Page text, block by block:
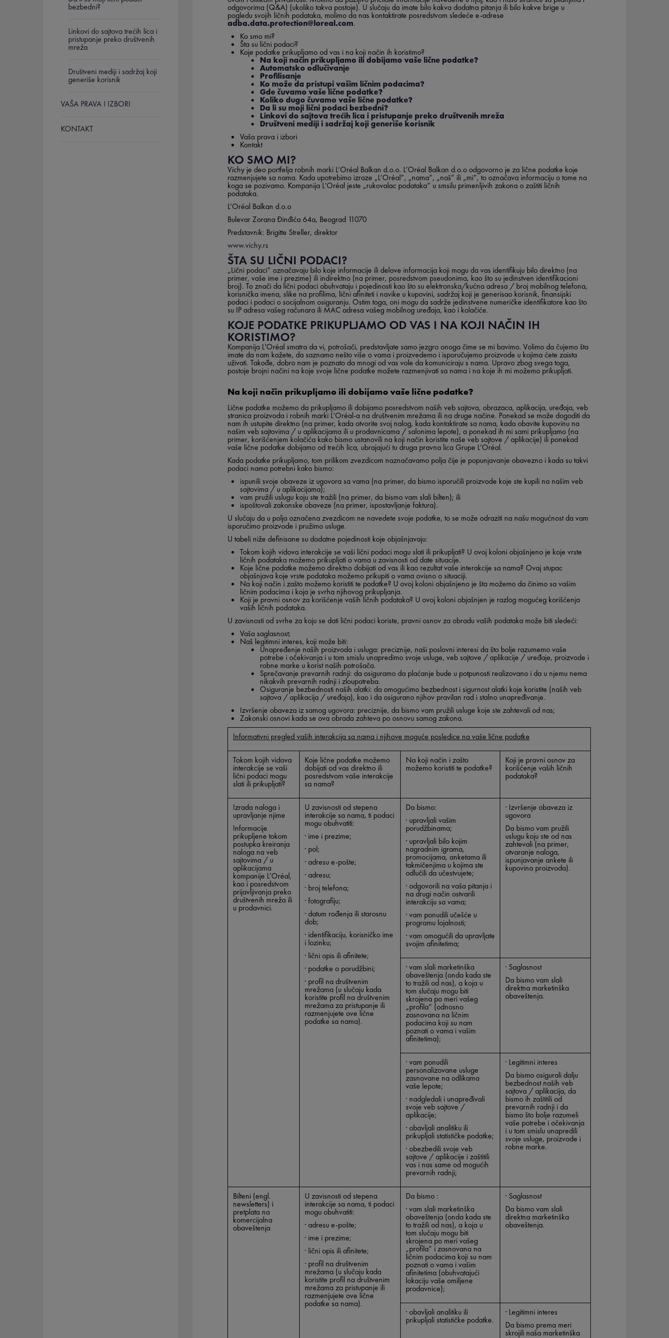
bezbedni?
Linkovi do sajtova trećih lica i
pristupanje preko društvenih
mreža
Društveni mediji i sadržaj koji
generiše korisnik
VAŠA PRAVA I IZBORI
KONTAKT
odgovorima (Q&A) (ukoliko takva postoje). U slučaju da imate bilo kakva dodatna pitanja ili bilo kakve brige u
pogledu svojih ličnih podataka, molimo da nas kontaktirate posredstvom sledeće e-adrese
adba.data.protection@loreal.com.
Ko smo mi?
Šta su lični podaci?
Koje podatke prikupljamo od vas i na koji način ih koristimo?
Na koji način prikupljamo ili dobijamo vaše lične podatke?
Automatsko odlučivanje
Profilisanje
Ko može da pristupi vašim ličnim podacima?
Gde čuvamo vaše lične podatke?
Koliko dugo čuvamo vaše lične podatke?
Da li su moji lični podaci bezbedni?
Linkovi do sajtova trećih lica i pristupanje preko društvenih mreža
Društveni mediji i sadržaj koji generiše korisnik
Vaša prava i izbori
Kontakt
KO SMO MI?
Vichy je deo portfelja robnih marki L’Oréal Balkan d.o.o. L’Oréal Balkan d.o.o odgovorno je za lične podatke koje
razmenjujete sa nama. Kada upotrebimo izraze „L’Oréal”, „nama”, „naš” ili „mi”, to označava informaciju o tome na
koga se pozivamo. KompanijaL’Oréal jeste „rukovalac podataka” u smsilu primenljivih zakona o zaštiti ličnih
podataka.
L’Oréal Balkan d.o.o
Bulevar Zorana Đinđića 64a, Beograd 11070
Predstavnik: Brigitte Streller, direktor
www.vichy.rs
ŠTA SU LIČNI PODACI?
„Lični podaci” označavaju bilo koje informacije ili delove informacija koji mogu da vas identifikuju bilo direktno (na
primer, vaše ime i prezime) ili indirektno (na primer, posredstvom pseudonima, kao što su jedinstven identifikacioni
broj). To znači da lični podaci obuhvataju i pojedinosti kao što su elektronska/kućna adresa / broj mobilnog telefona,
korisnička imena, slike na profilima, lični afiniteti i navike u kupovini, sadržaj koji je generisao korisnik, finansijski
podaci i podaci o socijalnom osiguranju. Ostim toga, oni mogu da sadrže jedinstvene numeričke identifikatore kao što
su IP adresa vašeg računara ili MAC adresa vašeg mobilnog uređaja, kao i kolačiće.
KOJE PODATKE PRIKUPLJAMO OD VAS I NA KOJI NAČIN IH
KORISTIMO?
Kompanija L'Oréal smatra da vi, potrošači, predstavljate samo jezgro onoga čime se mi bavimo. Volimo da čujemo šta
imate da nam kažete, da saznamo nešto više o vama i proizvedemo i isporučujemo proizvode u kojima ćete zaista
uživati. Takođe, dobro nam je poznato da mnogi od vas vole da komuniciraju s nama. Upravo zbog svega toga,
postoje brojni načini na koje svoje lične podatke možete razmenjivati sa nama i na koje ih mi možemo prikupljati.
Na koji način prikupljamo ili dobijamo vaše lične podatke?
Lične podatke možemo da prikupljamo ili dobijamo posredstvom naših veb sajtova, obrazaca, aplikacija, uređaja, veb
stranica proizvoda i robnih marki L’Oréal-a na društvenim mrežama ili na druge načine. Ponekad se može dogoditi da
nam ih ustupite direktno (na primer, kada otvorite svoj nalog, kada kontaktirate sa nama, kada obavite kupovinu na
našim veb sajtovima / u aplikacijama ili u prodavnicama / salonima lepote), a ponekad ih mi sami prikupljamo (na
primer, korišćenjem kolačića kako bismo ustanovili na koji način koristite naše veb sajtove / aplikacije) ili ponekad
vaše lične podatke dobijamo od trećih lica, ubrajajući tu druga pravna lica Grupe L’Oréal.
Kada podatke prikupljamo, tom prilikom zvezdicom naznačavamo polja čije je popunjavanje obavezno i kada su takvi
podaci nama potrebni kako bismo:
ispunili svoje obaveze iz ugovora sa vama (na primer, da bismo isporučili proizvode koje ste kupili na našim veb
sajtovima / u aplikacijama);
vam pružili uslugu koju ste tražili (na primer, da bismo vam slali bilten); ili
ispoštovali zakonske obaveze (na primer, ispostavljanje faktura).
U slučaju da u polja označena zvezdicom ne navedete svoje podatke, to se može odraziti na našu mogućnost da vam
isporučimo proizvode i pružimo usluge.
U tabeli niže definisane su dodatne pojedinosti koje objašnjavaju:
Tokom kojih vidova interakcije se vaši lični podaci mogu slati ili prikupljati? U ovoj koloni objašnjeno je koje vrste
ličnih podataka možemo prikupljati o vama u zavisnosti od date situacije.
Koje lične podatke možemo direktno dobijati od vas ili kao rezultat vaše interakcije sa nama? Ovaj stupac
objašnjava koje vrste podataka možemo prikupiti o vama ovisno o situaciji.
Na koji način i zašto možemo koristiti te podatke? U ovoj koloni objašnjeno je šta možemo da činimo sa vašim
ličnim podacima i koja je svrha njihovog prikupljanja.
Koji je pravni osnov za korišćenje vaših ličnih podataka? U ovoj koloni objašnjen je razlog mogućeg korišćenja
vaših ličnih podataka.
U zavisnosti od svrhe za koju se dati lični podaci koriste, pravni osnov za obradu vaših podataka može biti sledeći:
Vašasaglasnost;
Naš legitimni interes, koji može biti:
Unapređenje naših proizvoda i usluga: preciznije, naši poslovni interesi da što bolje razumemo vaše
potrebe i očekivanja i u tom smislu unapredimo svoje usluge, veb sajtove / aplikacije / uređaje, proizvode i
robne marke u korist naših potrošača.
Sprečavanje prevarnih radnji: da osiguramo da plaćanje bude u potpunosti realizovano i da u njemu nema
nikakvih prevarnih radnji i zloupotreba.
Osiguranje bezbednosti naših alatki: da omogućimo bezbednost i sigurnost alatki koje koristite (naših veb
sajtova / aplikacija / uređaja), kao i da osigurano njihov pravilan rad i stalno unapređivanje.
Izvršenje obaveza iz samog ugovora: preciznije, da bismo vam pružili usluge koje ste zahtevali od nas;
Zakonski osnovi kada se ova obrada zahteva po osnovu samog zakona.
Informativni pregled vaših interakcija sa nama i njihove moguće posledice na vaše lične podatke
Tokom kojih vidova
interakcije se vaši
lični podaci mogu
slati ili prikupljati?
Koje lične podatke možemo
dobijati od vas direktno ili
posredstvom vaše interakcije
sa nama?
Na koji način i zašto
možemo koristiti te podatke?
Koji je pravni osnov za
korišćenje vaših ličnih
podataka?
Izrada naloga i
upravljanje njime
Informacije
prikupljene tokom
postupka kreiranja
naloga na veb
sajtovima / u
aplikacijama
kompanije L’Oréal,
kao i posredstvom
prijavljivanja preko
društvenih mreža ili
u prodavnici.
U zavisnosti od stepena
interakcije sa nama, ti podaci
mogu obuhvatiti:
· ime i prezime;
· pol;
· adresu e-pošte;
· adresu;
· broj telefona;
· fotografiju;
· datum rođenja ili starosnu
dob;
· identifikaciju, korisničko ime
i lozinku;
· lični opis ili afinitete;
· podatke o porudžbini;
· profil na društvenim
mrežama (u slučaju kada
koristite profil na društvenim
mrežama za pristupanje ili
razmenjujete ove lične
podatke sa nama).
Da bismo:
· upravljali vašim
porudžbinama;
· upravljali bilo kojim
nagradnim igrama,
promocijama, anketama ili
takmičenjima u kojima ste
odlučili da učestvujete;
· odgovorili na vaša pitanja i
na drugi način ostvarili
interakciju sa vama;
· vam ponudili učešće u
programu lojalnosti;
· vam omogućili da upravljate
svojim afinitetima;
· Izvršenje obaveza iz
ugovora
Da bismo vam pružili
uslugu koju ste od nas
zahtevali (na primer,
otvaranje naloga,
ispunjavanje ankete ili
kupovina proizvoda).
· vam slali marketinška
obaveštenja (onda kada ste
to tražili od nas), a koja u
tom slučaju mogu biti
skrojena po meri vašeg
„profila” (odnosno
zasnovana na ličnim
podacima koji su nam
poznati o vama i vašim
afinitetima);
· Saglasnost
Da bismo vam slali
direktna marketinška
obaveštenja.
· vam ponudili
personalizovane usluge
zasnovane na odlikama
vaše lepote;
· nadgledali i unapređivali
svoje veb sajtove /
aplikacije;
· obavljali analitiku ili
prikupljali statističke podatke;
· obezbedili svoje veb
sajtove / aplikacije i zaštitili
vas i nas same od mogućih
prevarnih radnji;
· Legitimni interes
Da bismo osigurali dalju
bezbednost naših veb
sajtova / aplikacija, da
bismo ih zaštitili od
prevarnih radnji i da
bismo što bolje razumeli
vaše potrebe i očekivanja
i u tom smislu unapredili
svoje usluge, proizvode i
robne marke.
Bilteni (engl.
newsletters) i
pretplata na
komercijalna
obaveštenja
U zavisnosti od stepena
interakcije sa nama, ti podaci
mogu obuhvatiti:
· adresu e-pošte;
· ime i prezime;
· lični opis ili afinitete;
· profil na društvenim
mrežama (u slučaju kada
koristite profil na društvenim
mrežama za pristupanje ili
razmenjujete ove lične
podatke sa nama).
Da bismo :
· vam slali marketinška
obaveštenja (onda kada ste
to tražili od nas), a koja u
tom slučaju mogu biti
skrojena po meri vašeg
„profila” i zasnovana na
ličnim podacima koji su nam
poznati o vama i vašim
afinitetima (obuhvatajući
lokaciju vaše omiljene
prodavnice);
· Saglasnost
Da bismo vam slali
direktna marketinška
obaveštenja.
· obavljali analitiku ili
prikupljali statističke podatke.
· Legitimni interes
Da bismo prema meri
skrojili naša marketinška